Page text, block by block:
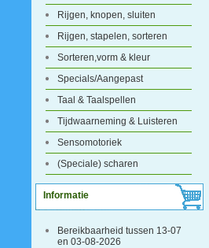
Rijgen, knopen, sluiten
Rijgen, stapelen, sorteren
Sorteren,vorm & kleur
Specials/Aangepast
Taal & Taalspellen
Tijdwaarneming & Luisteren
Sensomotoriek
(Speciale) scharen
Informatie
Bereikbaarheid tussen 13-07
en 03-08-2026